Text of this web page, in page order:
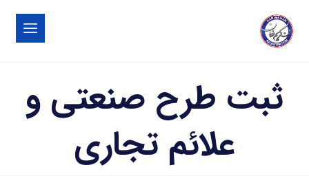
ثبت طرح صنعتی و
علائم تجاری